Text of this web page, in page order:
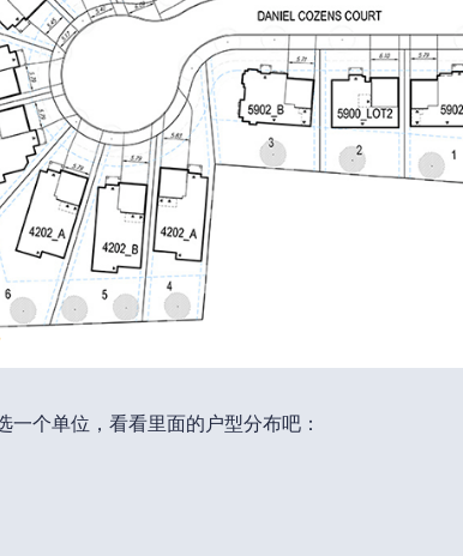
一个单位，看看里面的户型分布吧：